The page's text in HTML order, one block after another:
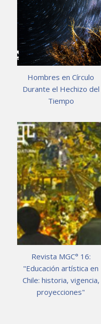
Hombres en Círculo
Durante el Hechizo del
Tiempo
Revista MGC° 16:
"Educación artística en
Chile: historia, vigencia,
proyecciones"